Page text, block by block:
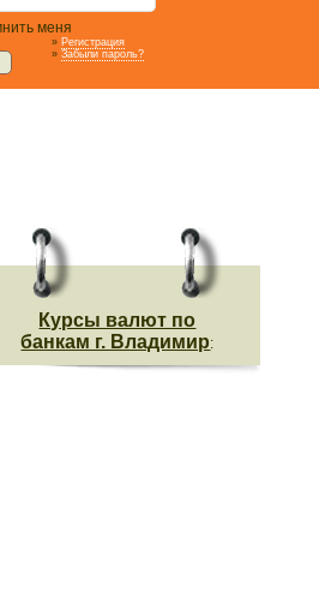
меня
» Регистрация
» Забыли пароль?
Курсы валют по
банкам г. Владимир: